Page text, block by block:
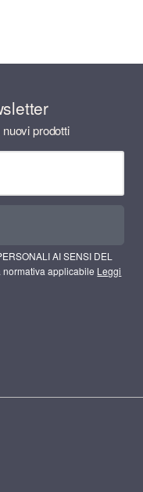
prodotti
AI SENSI DEL
normativa applicabile Leggi